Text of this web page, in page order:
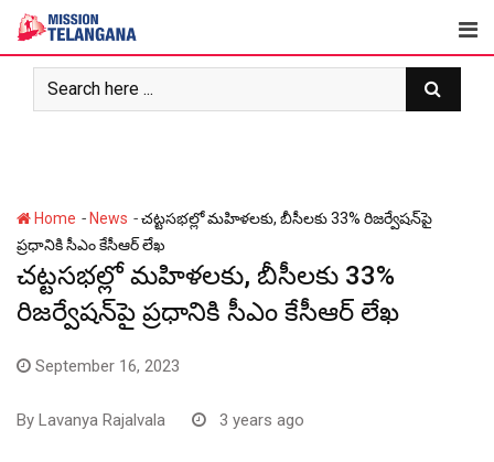
Skip
content
Home - News -చట్టసభల్లో మహిళలకు, బీసీలకు 33% రిజర్వేషన్‌పై
ప్రధానికి సీఎం కేసీఆర్ లేఖ
చట్టసభల్లో మహిళలకు, బీసీలకు 33%
రిజర్వేషన్‌పై ప్రధానికి సీఎం కేసీఆర్ లేఖ
September 16, 2023
By Lavanya Rajalvala 3 years ago